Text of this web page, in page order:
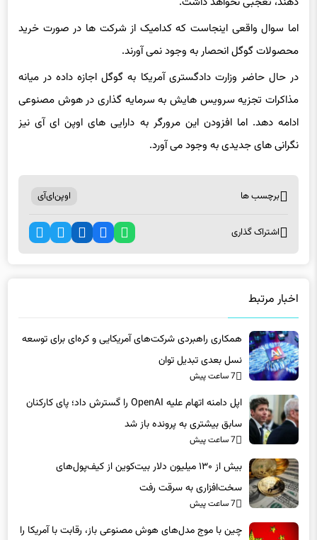
اما سوال واقعی اینجاست که کدامیک از شرکت ها در صورت خرید
محصولات گوگل انحصار به وجود نمی آورند.
در حال حاضر وزارت دادگستری آمریکا به گوگل اجازه داده در میانه
مذاکرات تجزیه سرویس هایش به سرمایه گذاری در هوش مصنوعی
ادامه دهد. اما افزودن این مرورگر به دارایی های اوپن ای آی نیز
نگرانی های جدیدی به وجود می آورد.
برچسب ها اوپن‌ای‌آی
اشتراک گذاری
اخبار مرتبط
همکاری راهبردی شرکت‌های آمریکایی و کره‌ای برای توسعه
نسل بعدی تبدیل توان
7 ساعت پیش
اپل دامنه اتهام علیه OpenAI را گسترش داد؛ پای کارکنان
سابق بیشتری به پرونده باز شد
7 ساعت پیش
بیش از ۱۳۰ میلیون دلار بیت‌کوین از کیف‌پول‌های
سخت‌افزاری به سرقت رفت
7 ساعت پیش
چین با موج مدل‌های هوش مصنوعی باز، رقابت با آمریکا را